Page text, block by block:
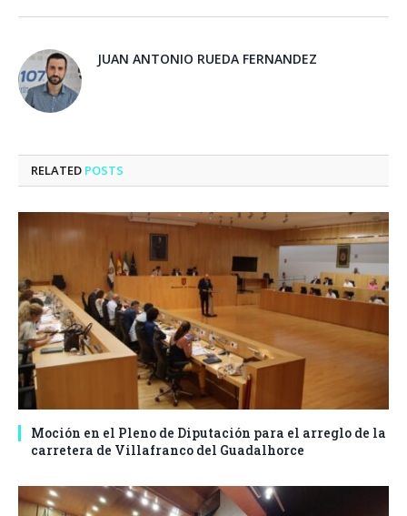
JUAN ANTONIO RUEDA FERNANDEZ
RELATED POSTS
Moción en el Pleno de Diputación para el arreglo de la
carretera de Villafranco del Guadalhorce